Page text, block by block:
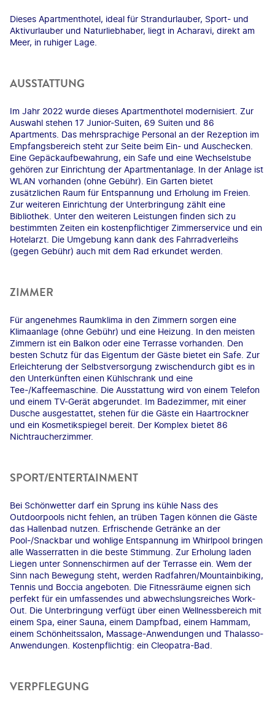
Dieses Apartmenthotel, ideal für Strandurlauber, Sport- und
Aktivurlauber und Naturliebhaber, liegt in Acharavi, direkt am
Meer, in ruhiger Lage.
AUSSTATTUNG
Im Jahr 2022 wurde dieses Apartmenthotel modernisiert. Zur
Auswahl stehen 17 Junior-Suiten, 69 Suiten und 86
Apartments. Das mehrsprachige Personal an der Rezeption im
Empfangsbereich steht zur Seite beim Ein- und Auschecken.
Eine Gepäckaufbewahrung, ein Safe und eine Wechselstube
gehören zur Einrichtung der Apartmentanlage. In der Anlage ist
WLAN vorhanden (ohne Gebühr). Ein Garten bietet
zusätzlichen Raum für Entspannung und Erholung im Freien.
Zur weiteren Einrichtung der Unterbringung zählt eine
Bibliothek. Unter den weiteren Leistungen finden sich zu
bestimmten Zeiten ein kostenpflichtiger Zimmerservice und ein
Hotelarzt. Die Umgebung kann dank des Fahrradverleihs
(gegen Gebühr) auch mit dem Rad erkundet werden.
ZIMMER
Für angenehmes Raumklima in den Zimmern sorgen eine
Klimaanlage (ohne Gebühr) und eine Heizung. In den meisten
Zimmern ist ein Balkon oder eine Terrasse vorhanden. Den
besten Schutz für das Eigentum der Gäste bietet ein Safe. Zur
Erleichterung der Selbstversorgung zwischendurch gibt es in
den Unterkünften einen Kühlschrank und eine
Tee-/Kaffeemaschine. Die Ausstattung wird von einem Telefon
und einem TV-Gerät abgerundet. Im Badezimmer, mit einer
Dusche ausgestattet, stehen für die Gäste ein Haartrockner
und ein Kosmetikspiegel bereit. Der Komplex bietet 86
Nichtraucherzimmer.
SPORT/ENTERTAINMENT
Bei Schönwetter darf ein Sprung ins kühle Nass des
Outdoorpools nicht fehlen, an trüben Tagen können die Gäste
das Hallenbad nutzen. Erfrischende Getränke an der
Pool-/Snackbar und wohlige Entspannung im Whirlpool bringen
alle Wasserratten in die beste Stimmung. Zur Erholung laden
Liegen unter Sonnenschirmen auf der Terrasse ein. Wem der
Sinn nach Bewegung steht, werden Radfahren/Mountainbiking,
Tennis und Boccia angeboten. Die Fitnessräume eignen sich
perfekt für ein umfassendes und abwechslungsreiches Work-
Out. Die Unterbringung verfügt über einen Wellnessbereich mit
einem Spa, einer Sauna, einem Dampfbad, einem Hammam,
einem Schönheitssalon, Massage-Anwendungen und Thalasso-
Anwendungen. Kostenpflichtig: ein Cleopatra-Bad.
VERPFLEGUNG